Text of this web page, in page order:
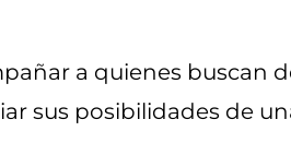
a quienes buscan
sus posibilidades de